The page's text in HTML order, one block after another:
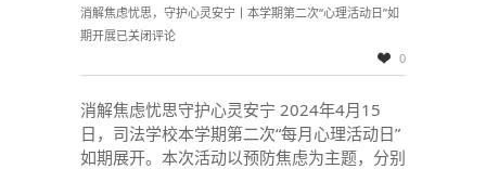
消解焦虑忧思，守护心灵安宁丨本学期第二次“心理活动日”如
期开展已关闭评论
0
消解焦虑忧思守护心灵安宁 2024年4月15
日，司法学校本学期第二次“每月心理活动日”
如期展开。本次活动以预防焦虑为主题，分别